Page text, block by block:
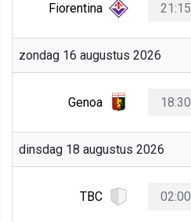
Fiorentina 21:15
zondag 16 augustus 2026
Genoa 18:30
dinsdag 18 augustus 2026
TBC 02:00